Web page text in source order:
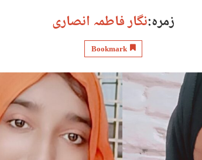
زمرہ:نگار فاطمہ انصاری
Bookmark